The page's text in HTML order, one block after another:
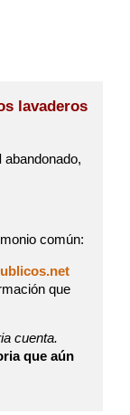
lavaderos
abandonado,
común:
que
cuenta.
que aún